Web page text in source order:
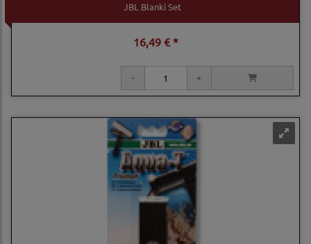
JBL Blanki Set
16,49 € *